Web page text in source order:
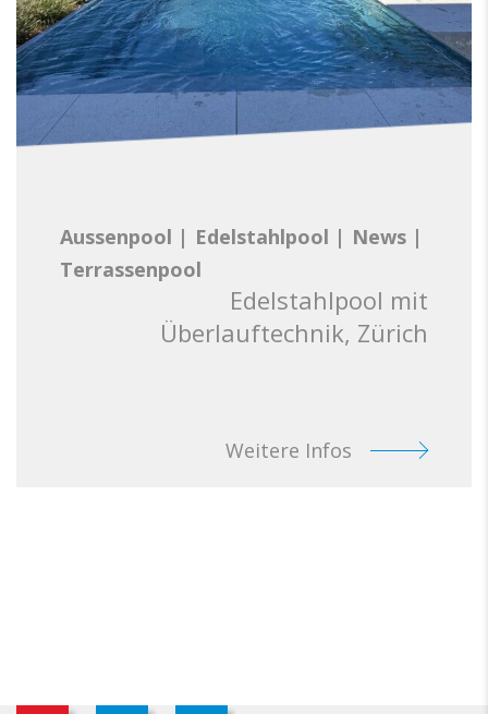
Aussenpool | Edelstahlpool | News |
Terrassenpool
Edelstahlpool mit
Überlauftechnik, Zürich
Weitere Infos